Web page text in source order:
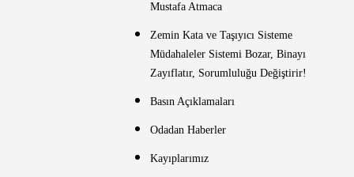
Mustafa Atmaca
Zemin Kata ve Taşıyıcı Sisteme
Müdahaleler Sistemi Bozar, Binayı
Zayıflatır, Sorumluluğu Değiştirir!
Basın Açıklamaları
Odadan Haberler
Kayıplarımız